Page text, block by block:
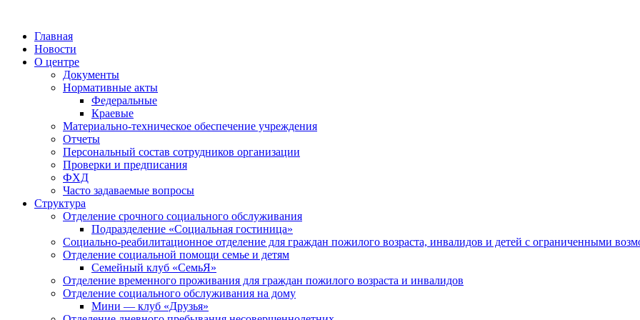
Главная
Новости
О центре
Документы
Нормативные акты
Федеральные
Краевые
Материально-техническое обеспечение учреждения
Отчеты
Персональный состав сотрудников организации
Проверки и предписания
ФХД
Часто задаваемые вопросы
Структура
Отделение срочного социального обслуживания
Подразделение «Социальная гостиница»
Социально-реабилитационное отделение для граждан пожилого возраста, инвалидов и детей с ограниченными
Отделение социальной помощи семье и детям
Семейный клуб «СемьЯ»
Отделение временного проживания для граждан пожилого возраста и инвалидов
Отделение социального обслуживания на дому
Мини — клуб «Друзья»